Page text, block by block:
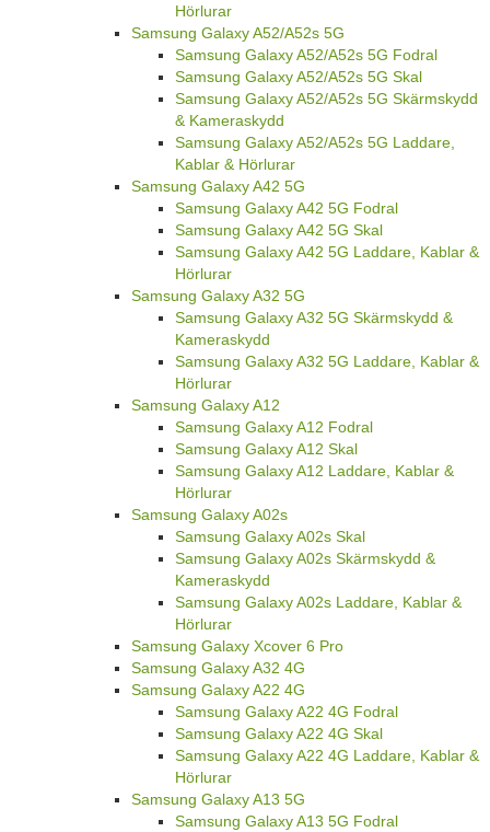
Hörlurar
Samsung Galaxy A52/A52s 5G
Samsung Galaxy A52/A52s 5G Fodral
Samsung Galaxy A52/A52s 5G Skal
Samsung Galaxy A52/A52s 5G Skärmskydd
& Kameraskydd
Samsung Galaxy A52/A52s 5G Laddare,
Kablar & Hörlurar
Samsung Galaxy A42 5G
Samsung Galaxy A42 5G Fodral
Samsung Galaxy A42 5G Skal
Samsung Galaxy A42 5G Laddare, Kablar &
Hörlurar
Samsung Galaxy A32 5G
Samsung Galaxy A32 5G Skärmskydd &
Kameraskydd
Samsung Galaxy A32 5G Laddare, Kablar &
Hörlurar
Samsung Galaxy A12
Samsung Galaxy A12 Fodral
Samsung Galaxy A12 Skal
Samsung Galaxy A12 Laddare, Kablar &
Hörlurar
Samsung Galaxy A02s
Samsung Galaxy A02s Skal
Samsung Galaxy A02s Skärmskydd &
Kameraskydd
Samsung Galaxy A02s Laddare, Kablar &
Hörlurar
Samsung Galaxy Xcover 6 Pro
Samsung Galaxy A32 4G
Samsung Galaxy A22 4G
Samsung Galaxy A22 4G Fodral
Samsung Galaxy A22 4G Skal
Samsung Galaxy A22 4G Laddare, Kablar &
Hörlurar
Samsung Galaxy A13 5G
Samsung Galaxy A13 5G Fodral